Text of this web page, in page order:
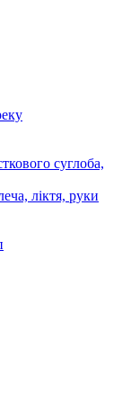
суглоба,
ліктя, руки